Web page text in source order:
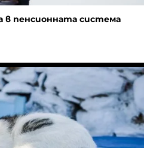
в пенсионната система